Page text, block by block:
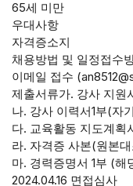
65세 미만
우대사항
자격증소지
채용방법 및 일정접수
이메일 접수
제출서류가. 강사 지원
나. 강사 이력서1부(자
다. 교육활동 지도계획
라. 자격증 사본(원본
마. 경력증명서 1부 (해
2024.04.16 면접심사